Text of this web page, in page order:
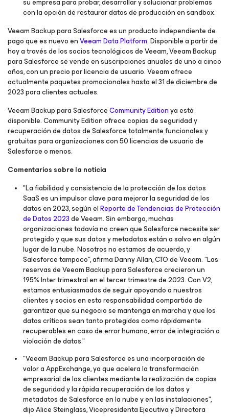
con la opción de restaurar datos de producción en sandbox.
Veeam Backup para Salesforce es un producto independiente de
pago que es nuevo enVeeam Data Platform. Disponible a partir de
hoy a través de los socios tecnológicos de Veeam, Veeam Backup
para Salesforce se vende en suscripciones anuales de uno a cinco
años, con un precio por licencia de usuario. Veeam ofrece
actualmente paquetes promocionales hasta el 31 de diciembre de
2023 para clientes actuales.
Veeam Backup para SalesforceCommunity Editionya está
disponible. Community Edition ofrece copias de seguridad y
recuperación de datos de Salesforce totalmente funcionales y
gratuitas para organizaciones con 50 licencias de usuario de
Salesforce o menos.
Comentarios sobre la noticia
"La fiabilidad y consistencia de la protección de los datos
SaaS es un impulsor clave para mejorar la seguridad de los
datos en 2023, según elReporte de Tendencias de Protección
de Datos 2023de Veeam. Sin embargo, muchas
organizaciones todavía no creen que Salesforce necesite ser
protegido y que sus datos y metadatos están a salvo en algún
lugar de la nube. Nosotros no estamos de acuerdo, y
Salesforce tampoco", afirma Danny Allan, CTO de Veeam. "Las
reservas de Veeam Backup para Salesforce crecieron un
195% Inter trimestral en el tercer trimestre de 2023. Con V2,
estamos entusiasmados de seguir apoyando a nuestros
clientes y socios en esta responsabilidad compartida de
garantizar que su negocio se mantenga en marcha y que los
datos críticos sean tanto protegidos como rápidamente
recuperables en caso de error humano, error de integración o
violación de datos."
"Veeam Backup para Salesforce es una incorporación de
valor a AppExchange, ya que acelera la transformación
empresarial de los clientes mediante la realización de copias
de seguridad y la rápida recuperación de los datos y
metadatos de Salesforce en la nube y en las instalaciones",
dijo Alice Steinglass, Vicepresidenta Ejecutiva y Directora